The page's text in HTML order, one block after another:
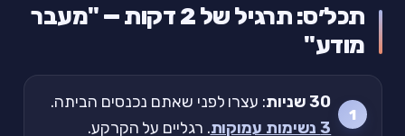
תכל׳ס: תרגיל של 2 דקות — "מעבר
מודע"
30 שניות
: עצרו לפני שאתם נכנסים הביתה.
3 נשימות עמוקות
. רגליים על הקרקע.